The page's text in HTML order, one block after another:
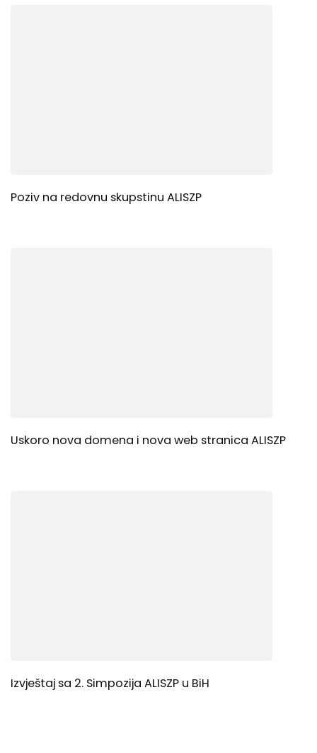
Poziv na redovnu skupstinu ALISZP
Uskoro nova domena i nova web stranica ALISZP
Izvještaj sa 2. Simpozija ALISZP u BiH